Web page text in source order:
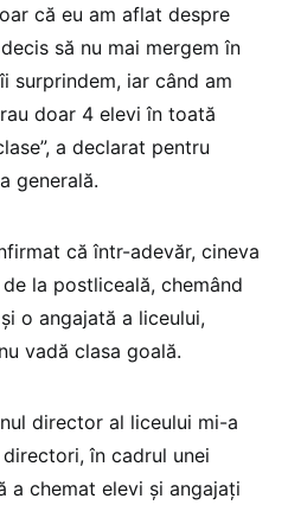
că eu am aflat despre
să nu mai mergem în
surprindem, iar când am
doar 4 elevi în toată
a declarat pentru
generală.
că într-adevăr, cineva
la postliceală, chemând
o angajată a liceului,
vadă clasa goală.
director al liceului mi-a
în cadrul unei
a chemat elevi și angajați